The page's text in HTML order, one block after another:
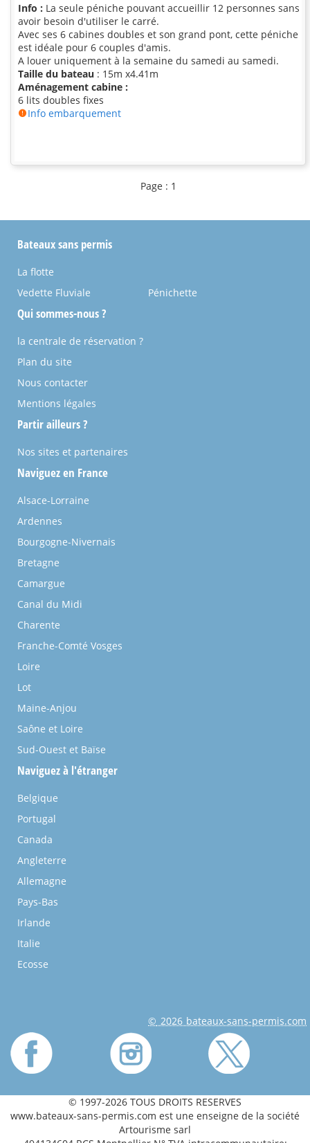
Info : La seule péniche pouvant accueillir 12 personnes sans
avoir besoin d'utiliser le carré.
Avec ses 6 cabines doubles et son grand pont, cette péniche
est idéale pour 6 couples d'amis.
A louer uniquement à la semaine du samedi au samedi.
Taille du bateau : 15m x4.41m
Aménagement cabine :
6 lits doubles fixes
Info embarquement
Page : 1
Bateaux sans permis
La flotte
Vedette Fluviale
Pénichette
Qui sommes-nous ?
la centrale de réservation ?
Plan du site
Nous contacter
Mentions légales
Partir ailleurs ?
Nos sites et partenaires
Naviguez en France
Alsace-Lorraine
Ardennes
Bourgogne-Nivernais
Bretagne
Camargue
Canal du Midi
Charente
Franche-Comté Vosges
Loire
Lot
Maine-Anjou
Saône et Loire
Sud-Ouest et Baïse
Naviguez à l'étranger
Belgique
Portugal
Canada
Angleterre
Allemagne
Pays-Bas
Irlande
Italie
Ecosse
© 2026 bateaux-sans-permis.com
© 1997-2026 TOUS DROITS RESERVES
www.bateaux-sans-permis.com est une enseigne de la société
Artourisme sarl